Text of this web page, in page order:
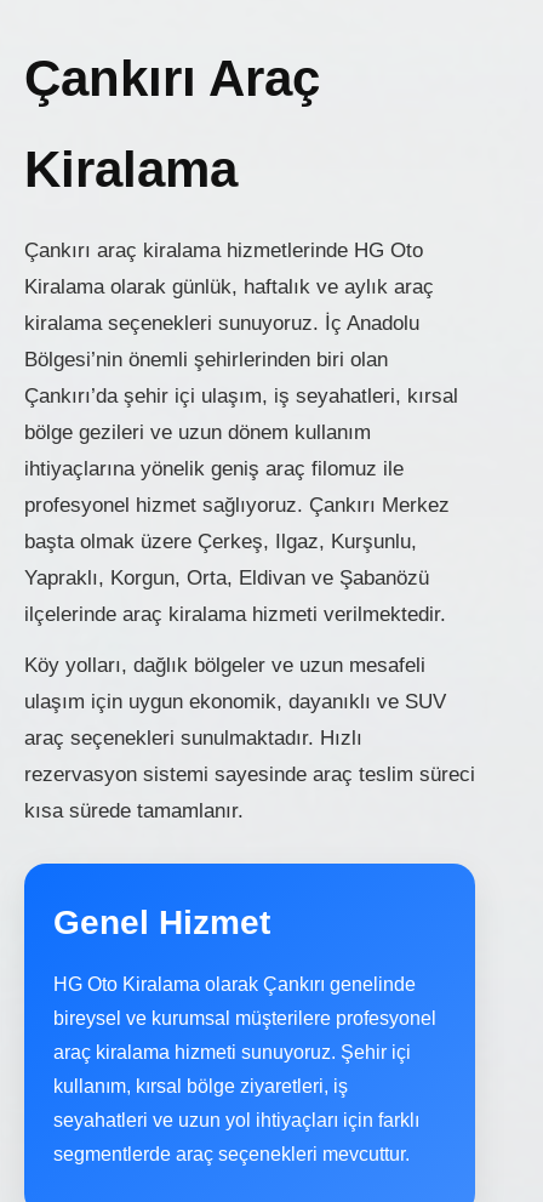
Çankırı Araç
Kiralama
Çankırı araç kiralama hizmetlerinde HG Oto
Kiralama olarak günlük, haftalık ve aylık araç
kiralama seçenekleri sunuyoruz. İç Anadolu
Bölgesi’nin önemli şehirlerinden biri olan
Çankırı’da şehir içi ulaşım, iş seyahatleri, kırsal
bölge gezileri ve uzun dönem kullanım
ihtiyaçlarına yönelik geniş araç filomuz ile
profesyonel hizmet sağlıyoruz. Çankırı Merkez
başta olmak üzere Çerkeş, Ilgaz, Kurşunlu,
Yapraklı, Korgun, Orta, Eldivan ve Şabanözü
ilçelerinde araç kiralama hizmeti verilmektedir.
Köy yolları, dağlık bölgeler ve uzun mesafeli
ulaşım için uygun ekonomik, dayanıklı ve SUV
araç seçenekleri sunulmaktadır. Hızlı
rezervasyon sistemi sayesinde araç teslim süreci
kısa sürede tamamlanır.
Genel Hizmet
HG Oto Kiralama olarak Çankırı genelinde
bireysel ve kurumsal müşterilere profesyonel
araç kiralama hizmeti sunuyoruz. Şehir içi
kullanım, kırsal bölge ziyaretleri, iş
seyahatleri ve uzun yol ihtiyaçları için farklı
segmentlerde araç seçenekleri mevcuttur.